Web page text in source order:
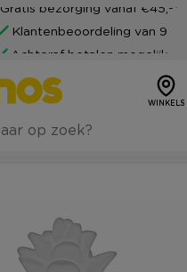
Gratis bezorging vanaf €45,-*
Klantenbeoordeling van 9
Achteraf betalen mogelijk
WINKELS